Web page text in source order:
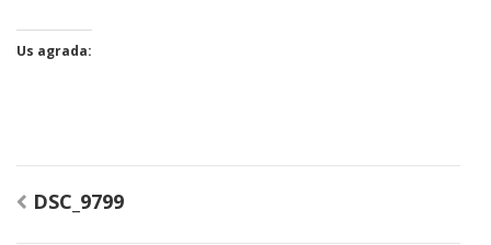
Us agrada:
Navegació
d'entrades
DSC_9799